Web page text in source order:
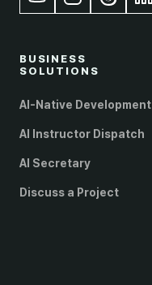
BUSINESS
SOLUTIONS
AI-Native Development
AI Instructor Dispatch
AI Secretary
Discuss a Project